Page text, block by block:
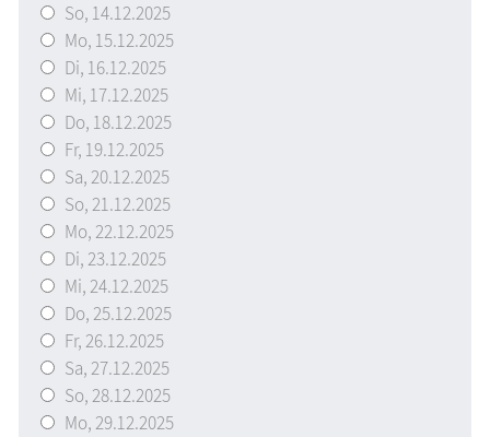
So, 14.12.2025
Mo, 15.12.2025
Di, 16.12.2025
Mi, 17.12.2025
Do, 18.12.2025
Fr, 19.12.2025
Sa, 20.12.2025
So, 21.12.2025
Mo, 22.12.2025
Di, 23.12.2025
Mi, 24.12.2025
Do, 25.12.2025
Fr, 26.12.2025
Sa, 27.12.2025
So, 28.12.2025
Mo, 29.12.2025